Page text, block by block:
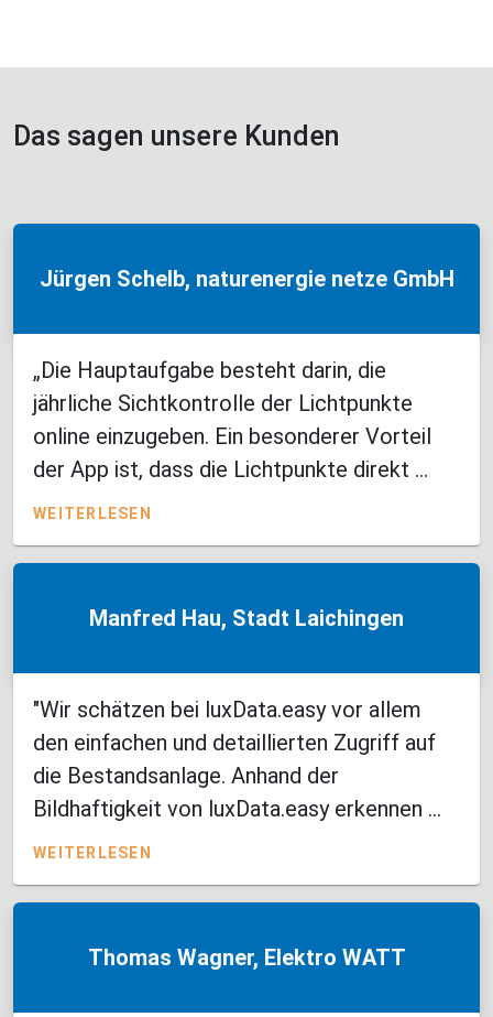
Das sagen unsere Kunden
Jürgen Schelb, naturenergie netze GmbH
„Die Hauptaufgabe besteht darin, die
jährliche Sichtkontrolle der Lichtpunkte
online einzugeben. Ein besonderer Vorteil
der App ist, dass die Lichtpunkte direkt ...
WEITERLESEN
Manfred Hau, Stadt Laichingen
"Wir schätzen bei luxData.easy vor allem
den einfachen und detaillierten Zugriff auf
die Bestandsanlage. Anhand der
Bildhaftigkeit von luxData.easy erkennen ...
WEITERLESEN
Thomas Wagner, Elektro WATT